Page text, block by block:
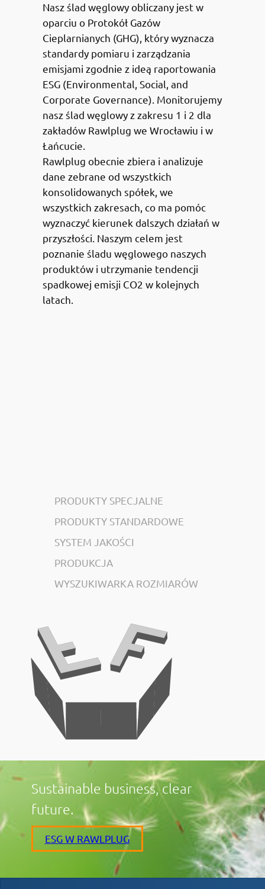
Nasz ślad węglowy obliczany jest w
oparciu o Protokół Gazów
Cieplarnianych (GHG), który wyznacza
standardy pomiaru i zarządzania
emisjami zgodnie z ideą raportowania
ESG (Environmental, Social, and
Corporate Governance). Monitorujemy
nasz ślad węglowy z zakresu 1 i 2 dla
zakładów Rawlplug we Wrocławiu i w
Łańcucie.
Rawlplug obecnie zbiera i analizuje
dane zebrane od wszystkich
konsolidowanych spółek, we
wszystkich zakresach, co ma pomóc
wyznaczyć kierunek dalszych działań w
przyszłości. Naszym celem jest
poznanie śladu węglowego naszych
produktów i utrzymanie tendencji
spadkowej emisji CO2 w kolejnych
latach.
PRODUKTY SPECJALNE
PRODUKTY STANDARDOWE
SYSTEM JAKOŚCI
PRODUKCJA
WYSZUKIWARKA ROZMIARÓW
Sustainable business, clear
future.
ESG W RAWLPLUG